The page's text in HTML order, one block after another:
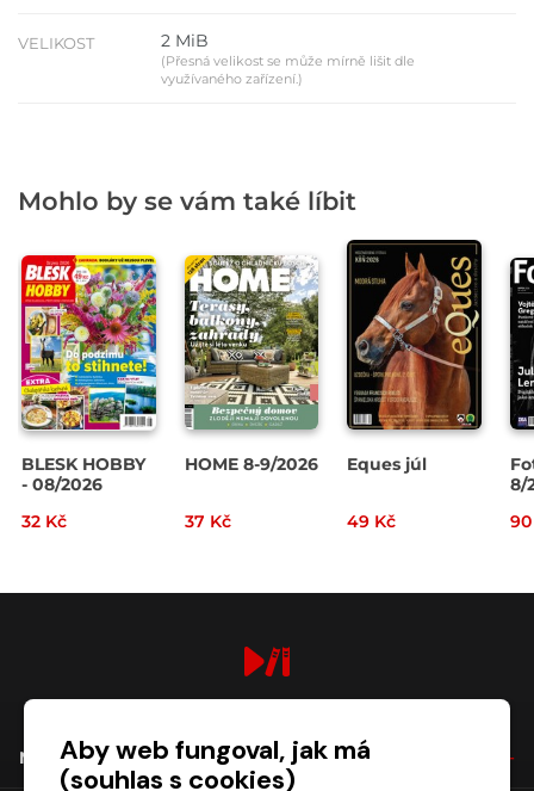
VELIKOST 2 MiB
(Přesná velikost se může mírně lišit dle
využívaného zařízení.)
Mohlo by se vám také líbit
BLESK HOBBY
- 08/2026
32 Kč
HOME 8-9/2026
37 Kč
Eques júl
49 Kč
8/
NÁKUPAby web fungoval, jak má
(souhlas s cookies)